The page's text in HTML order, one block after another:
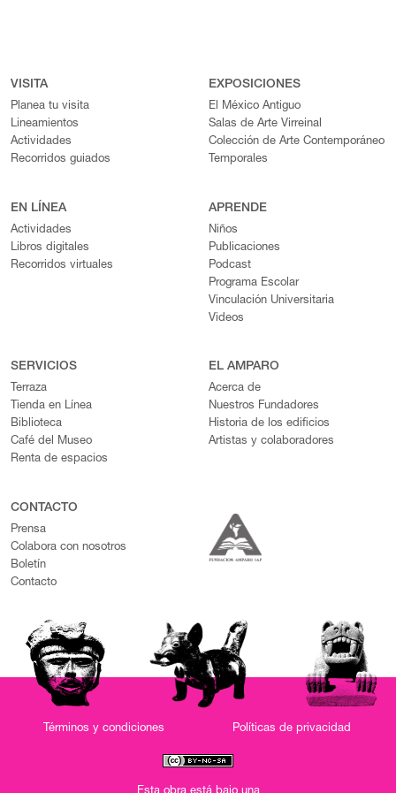
VISITA
Planea tu visita
Lineamientos
Actividades
Recorridos guiados
EXPOSICIONES
El México Antiguo
Salas de Arte Virreinal
Colección de Arte Contemporáneo
Temporales
EN LÍNEA
Actividades
Libros digitales
Recorridos virtuales
APRENDE
Niños
Publicaciones
Podcast
Programa Escolar
Vinculación Universitaria
Videos
SERVICIOS
Terraza
Tienda en Línea
Biblioteca
Café del Museo
Renta de espacios
EL AMPARO
Acerca de
Nuestros Fundadores
Historia de los edificios
Artistas y colaboradores
CONTACTO
Prensa
Colabora con nosotros
Boletín
Contacto
Términos y condiciones Políticas de privacidad